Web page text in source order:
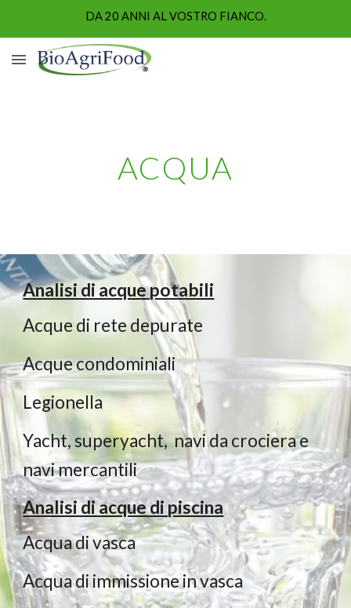
DA 20 ANNI AL VOSTRO FIANCO.
ACQUA
Analisi di acque potabili
Acque di rete depurate
Acque condominiali
Legionella
Yacht, superyacht, navi da crociera e
navi mercantili
Analisi di acque di piscina
Acqua di vasca
Acqua di immissione in vasca